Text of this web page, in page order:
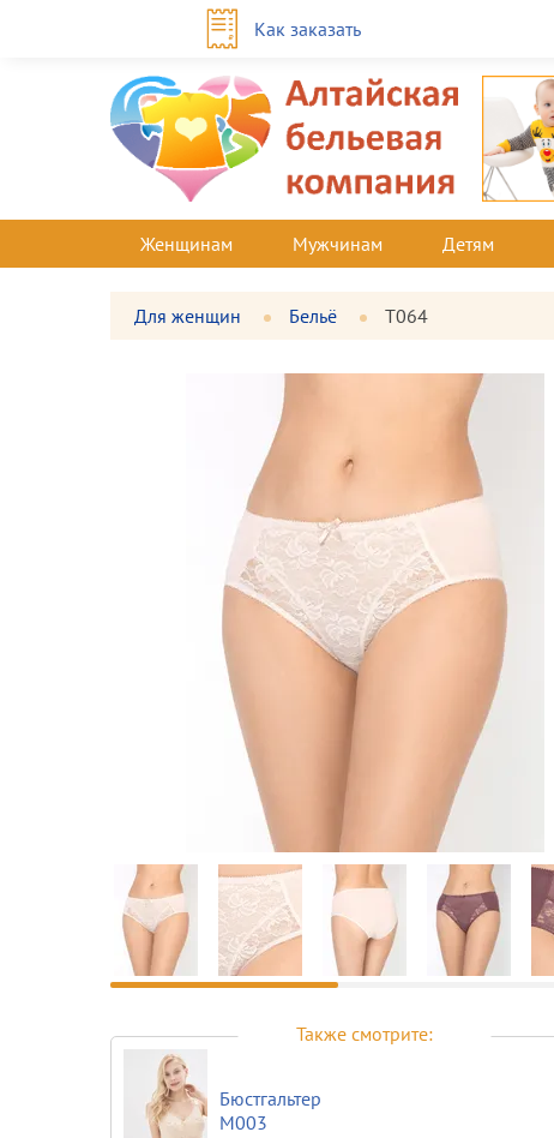
Как заказать
Женщинам Мужчинам Детям
Для женщин Бельё Т064
Фотографии
Предпросмотр
фотографий
Также смотрите:
Бюстгальтер
М003